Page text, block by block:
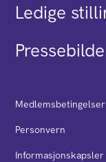
Ledige
Medlemsbetingelser
Personvern
Informasjonskapsler